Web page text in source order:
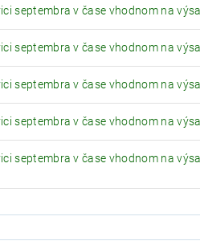
septembra v čase vhodnom na
septembra v čase vhodnom na
septembra v čase vhodnom na
septembra v čase vhodnom na
septembra v čase vhodnom na